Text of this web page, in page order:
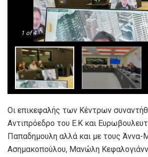
1 of 4
Οι επικεφαλής των Κέντρων
Αντιπρόεδρο του Ε.Κ και
Παπαδημουλη αλλά και με τους Άννα-
Ασημακοπούλου, Μανώλη